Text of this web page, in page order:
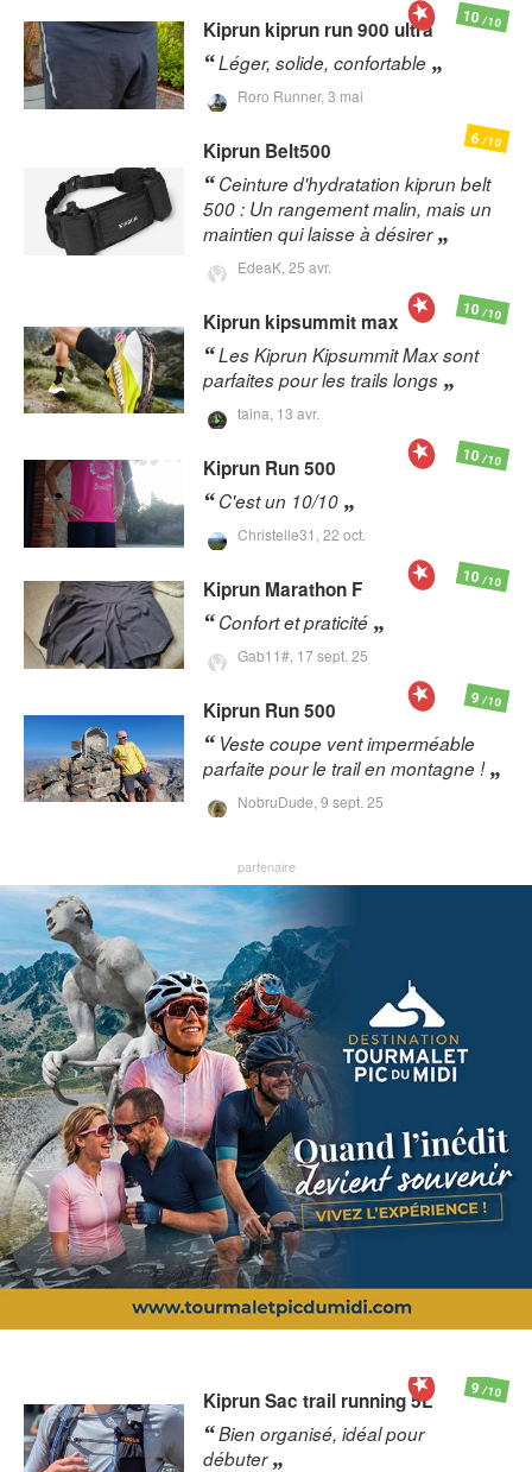
Kiprun kiprun run 900 ultra
Léger, solide, confortable
Roro Runner, 3 mai
10/10
Kiprun Belt500
Ceinture d'hydratation kiprun belt
500 : Un rangement malin, mais un
maintien qui laisse à désirer
EdeaK, 25 avr.
6/10
Kiprun kipsummit max
Les Kiprun Kipsummit Max sont
parfaites pour les trails longs
taina, 13 avr.
10/10
Kiprun Run 500
C'est un 10/10
Christelle31, 22 oct.
10/10
Kiprun Marathon F
Confort et praticité
Gab11#, 17 sept. 25
10/10
Kiprun Run 500
Veste coupe vent imperméable
parfaite pour le trail en montagne !
NobruDude, 9 sept. 25
9/10
KiprunSac trail running 5L
Bien organisé, idéal pour
débuter
9/10